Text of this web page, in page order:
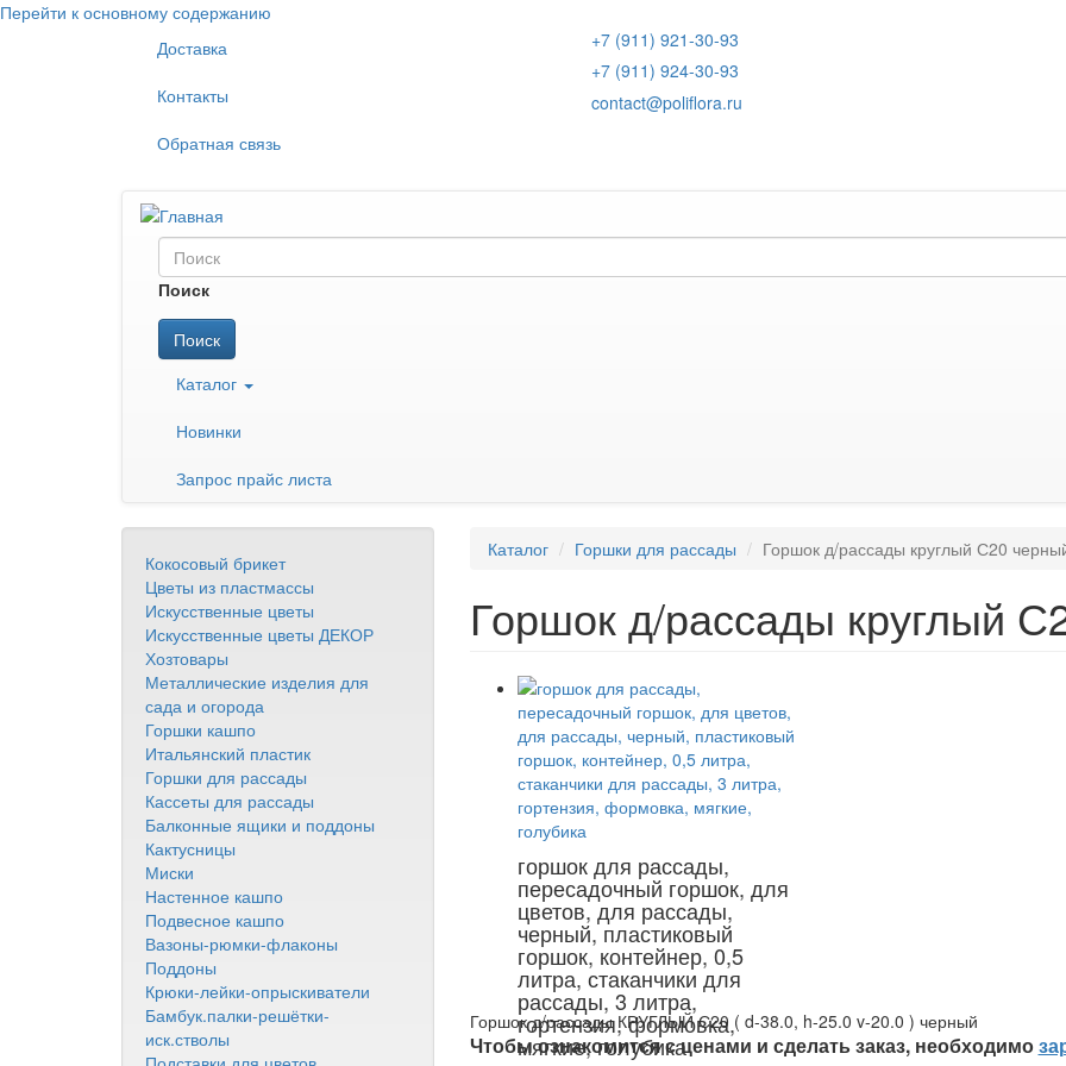
Перейти к основному содержанию
Доставка
Контакты
Обратная связь
+7 (911) 921-30-93
+7 (911) 924-30-93
contact@poliflora.ru
Поиск
Поиск
Каталог
Новинки
Запрос прайс листа
Кокосовый брикет
Цветы из пластмассы
Искусственные цветы
Искусственные цветы ДЕКОР
Хозтовары
Металлические изделия для
сада и огорода
Горшки кашпо
Итальянский пластик
Горшки для рассады
Кассеты для рассады
Балконные ящики и поддоны
Кактусницы
Миски
Настенное кашпо
Подвесное кашпо
Вазоны-рюмки-флаконы
Поддоны
Крюки-лейки-опрыскиватели
Бамбук.палки-решётки-
иск.стволы
Каталог Горшки для рассады Горшок д/рассады круглый С20
Горшок д/рассады круглый
горшок для рассады,
пересадочный горшок, для
цветов, для рассады,
черный, пластиковый
горшок, контейнер, 0,5
литра, стаканчики для
рассады, 3 литра,
гортензия, формовка,
мягкие, голубика
Горшок д/рассады КРУГЛЫЙ С20 ( d-38.0, h-25.0 v-20.0 ) черный
Чтобы ознакомится с ценами и сделать заказ, необходимо